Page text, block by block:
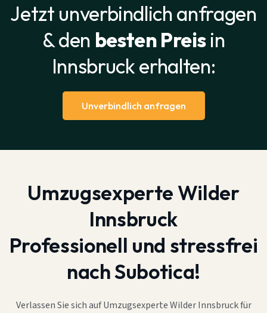
Jetzt unverbindlich anfragen
& den besten Preisin
Innsbruck erhalten:
Unverbindlich anfragen
Umzugsexperte Wilder
Innsbruck
Professionell und stressfrei
nach Subotica!
Verlassen Sie sich auf Umzugsexperte Wilder Innsbruck für